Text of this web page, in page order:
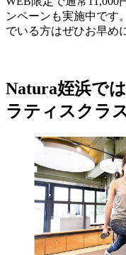
ンペーンも実施中です
でいる方はぜひお早め
Natura姪浜で
ラティスクラ